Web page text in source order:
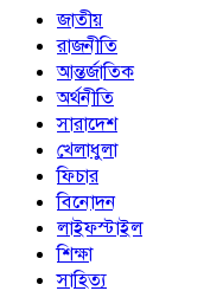
জাতীয়
রাজনীতি
আন্তর্জাতিক
অর্থনীতি
সারাদেশ
খেলাধুলা
ফিচার
বিনোদন
লাইফস্টাইল
শিক্ষা
সাহিত্য